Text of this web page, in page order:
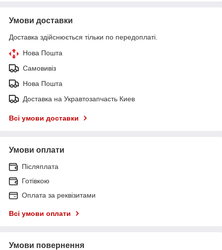
Умови доставки
Доставка здійснюється тільки по передоплаті.
Нова Пошта
Самовивіз
Нова Пошта
Доставка на Укравтозапчасть Киев
Всі умови доставки
Умови оплати
Післяплата
Готівкою
Оплата за реквізитами
Всі умови оплати
Умови повернення